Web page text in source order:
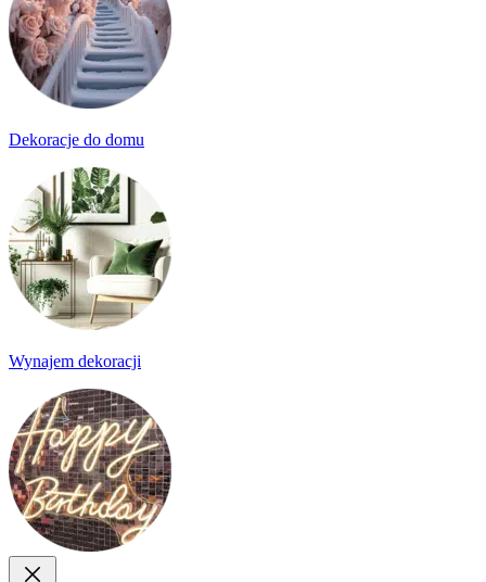
Dekoracje do domu
Wynajem dekoracji